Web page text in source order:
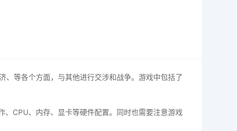
等各个方面，与其他进行交涉和战争。游戏中包括了
CPU、内存、显卡等硬件配置。同时也需要注意游戏